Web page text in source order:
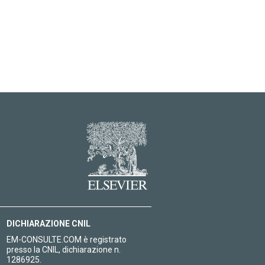
DICHIARAZIONE CNIL
EM-CONSULTE.COM è registrato
presso la CNIL, dichiarazione n.
1286925.